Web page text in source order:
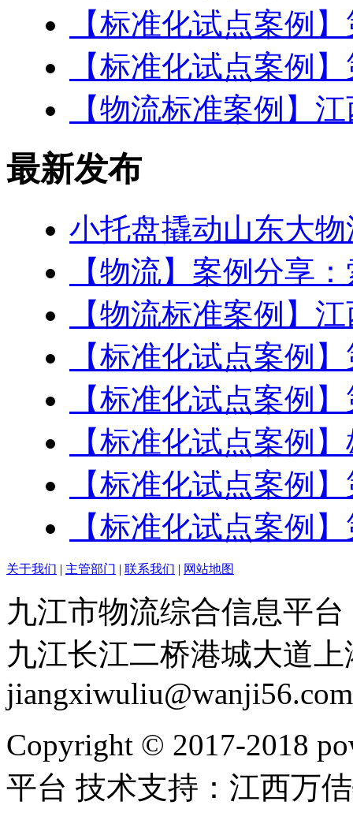
【标准化试点案例
【标准化试点案例
【物流标准案例】
最新发布
小托盘撬动山东大
【物流】案例分享
【物流标准案例】
【标准化试点案例
【标准化试点案例
【标准化试点案例
【标准化试点案例
【标准化试点案例
关于我们 | 主管部门 | 联系我们 | 网站地图
九江市物流综合信息平
九江长江二桥港城大道
jiangxiwuliu@wanji56.com
Copyright © 2017-2018
平台 技术支持：江西万